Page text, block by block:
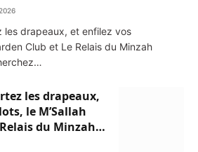
les drapeaux, et enfilez vos
Club et Le Relais du Minzah
les drapeaux,
le M’Sallah
du Minzah